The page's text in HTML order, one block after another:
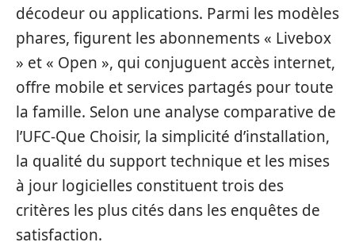
décodeur ou applications. Parmi les modèles
phares, figurent les abonnements « Livebox
» et « Open », qui conjuguent accès internet,
offre mobile et services partagés pour toute
la famille. Selon une analyse comparative de
l’UFC-Que Choisir, la simplicité d’installation,
la qualité du support technique et les mises
à jour logicielles constituent trois des
critères les plus cités dans les enquêtes de
satisfaction.